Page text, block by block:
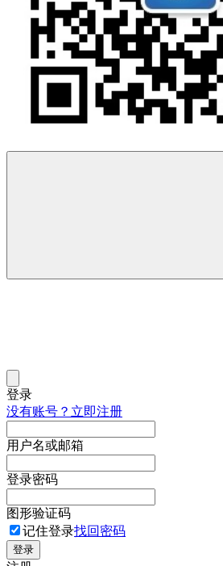
登录
没有账号？立即注册
用户名或邮箱
登录密码
图形验证码
记住登录找回密码
登录